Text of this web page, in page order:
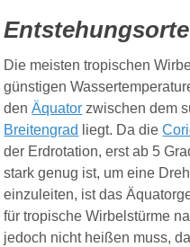
Entstehungsorte
Die meisten tropischen
günstigen
denÄquator zwischen dem
Breitengrad
liegt. Da die
der Erdrotation, erst ab 5
stark genug ist, um eine
einzuleiten, ist das
für tropische Wirbelstürme
jedoch nicht heißen muss,